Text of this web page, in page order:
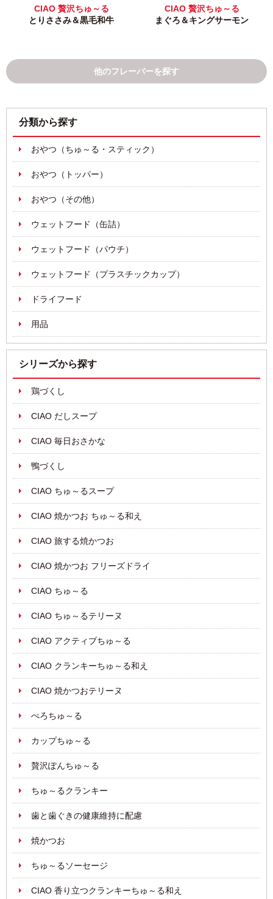
CIAO 贅沢ちゅ～る
とりささみ＆黒毛和牛
CIAO 贅沢ちゅ～る
まぐろ＆キングサーモン
他のフレーバーを探す
分類から探す
おやつ（ちゅ～る・スティック）
おやつ（トッパー）
おやつ（その他）
ウェットフード（缶詰）
ウェットフード（パウチ）
ウェットフード（プラスチックカップ）
ドライフード
用品
シリーズから探す
鶏づくし
CIAO だしスープ
CIAO 毎日おさかな
鴨づくし
CIAO ちゅ～るスープ
CIAO 焼かつお ちゅ～る和え
CIAO 旅する焼かつお
CIAO 焼かつお フリーズドライ
CIAO ちゅ～る
CIAO ちゅ～るテリーヌ
CIAO アクティブちゅ～る
CIAO クランキーちゅ～る和え
CIAO 焼かつおテリーヌ
ぺろちゅ～る
カップちゅ～る
贅沢ぽんちゅ～る
ちゅ～るクランキー
歯と歯ぐきの健康維持に配慮
焼かつお
ちゅ～るソーセージ
CIAO 香り立つクランキーちゅ～る和え